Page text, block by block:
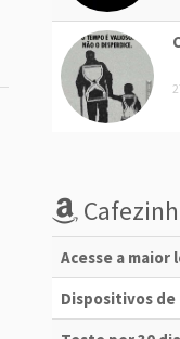
Acesse a
Dispositivos